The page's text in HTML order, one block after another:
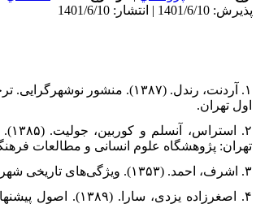
پذیرش: 1401/6/10 | انتشار: 1401/6/10
۱. آردنت، رندل. (۱۳۸۷).
اول تهران.
۲.
تهران: پژوهشگاه علوم انسانی و مطالعات
۳. اشرف، احمد. (۱۳۵۳). ویژگی‌های تاریخی شهرنشینی در ایران دوره‌ی اسلامی، نامه علوم اجتماعی، ۴ دوره اول
۴. اصغرزاده